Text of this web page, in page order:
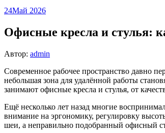
24Май 2026
Офисные кресла и стулья:
Автор: admin
Современное рабочее пространство давно
небольшая зона для удалённой работы
занимают офисные кресла и стулья, от
Ещё несколько лет назад многие
внимание на эргономику, регулировку
шеи, а неправильно подобранный офисный